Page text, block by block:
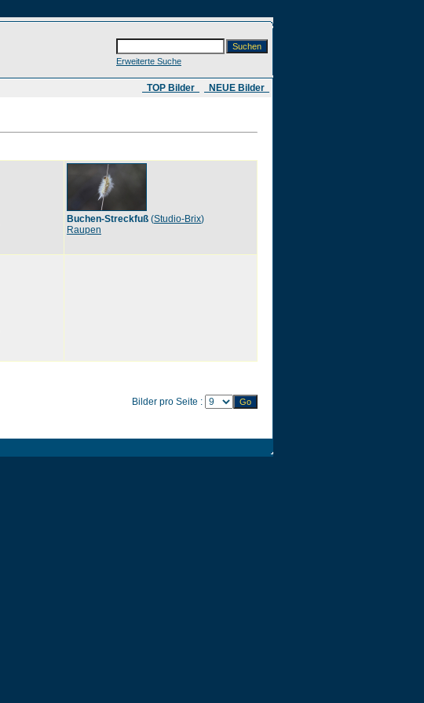
Erweiterte Suche
​ TOP Bilder NEUE Bilder
Buchen-Streckfuß (Studio-Brix)
Raupen
Bilder pro Seite :